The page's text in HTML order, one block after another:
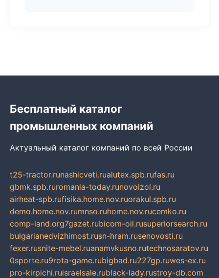
Бесплатный каталог
промышленных компаний
Актуальный каталог компаний по всей России
t25-tractor.runashicveti.rualutex.spb.rufas.ru
gbmk.spb.ruromania-today.runovoizol.ru
airheat-spb.rufisika.home.nov.ruorakul.spb.ru
demo.home.nov.rumnso.ruhome.nov.rucemko.ru
comp-land.org7gazet.rubicom-oil.rusuperiorsearch.ru
bulgarianedvizhimost.rusn-hram.rusenovosti.ru
fexer.rusnite-mebel.ruanamvkusno.rutechnosaratov.ru
0sporte.ru9rota-game.rubigbad.ru227gp.ruwes-ex.ru
pro-kirpichi.ruisraelsale.rublack-lady.rustroy-db.com